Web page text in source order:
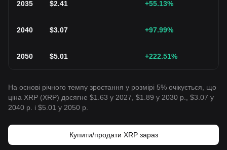
2035 $2.41 +55.13%
2040 $3.07 +97.99%
2050 $5.01 +222.51%
На основі річного темпу зростання у розмірі 5% очікується, що
ціна XRP (XRP) досягне $1.63 у 2027, $1.89 у 2030 р., $3.07 у
2040 р. і $5.01 у 2050 р.
Купити/продати XRP зараз